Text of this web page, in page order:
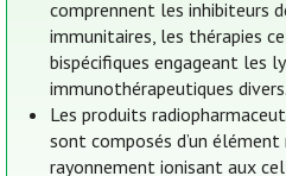
comprennent les inhibiteurs
immunitaires, les thérapies
bispécifiques engageant les
immunothérapeutiques divers.
Les produits
sont composés d’un
rayonnement ionisant aux